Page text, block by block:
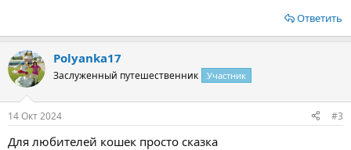
Ответить
Polyanka17
Заслуженный путешественник Участник
14 Окт 2024 #3
Для любителей кошек просто сказка